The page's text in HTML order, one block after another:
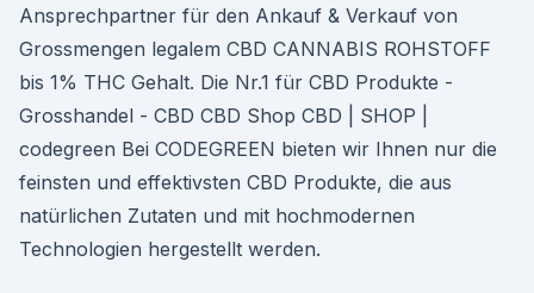
Ansprechpartner für den Ankauf & Verkauf von
Grossmengen legalem CBD CANNABIS ROHSTOFF
bis 1% THC Gehalt. Die Nr.1 für CBD Produkte -
Grosshandel - CBD CBD Shop CBD | SHOP |
codegreen Bei CODEGREEN bieten wir Ihnen nur die
feinsten und effektivsten CBD Produkte, die aus
natürlichen Zutaten und mit hochmodernen
Technologien hergestellt werden.